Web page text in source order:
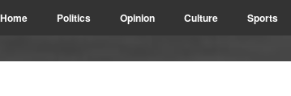
Home Politics Opinion Culture Sports